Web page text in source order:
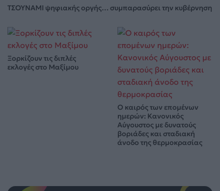
ΤΣΟΥΝΑΜΙ ψηφιακής οργής… συμπαρασύρει την κυβέρνηση
Ξορκίζουν τις διπλές
εκλογές στο Μαξίμου
Ο καιρός των επομένων
ημερών: Κανονικός
Αύγουστος με δυνατούς
βοριάδες και σταδιακή
άνοδο της θερμοκρασίας